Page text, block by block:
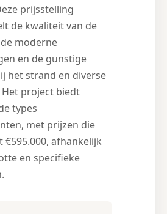
prijsstelling
de kwaliteit van de
moderne
en de gunstige
het strand en diverse
project biedt
types
met prijzen die
afhankelijk
en specifieke